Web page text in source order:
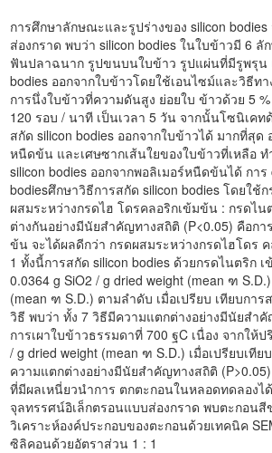
การศึกษาลักษณะและรูปร่างของ silicon
ส่องกราด พบว่า silicon bodies ในใบข้าวมี 6
ฟันปลาฉนาก รูปขนบนใบข้าว รูปแผ่นที่มีรูพรุน
bodies ออกจากใบข้าวโดยใช้เอนไซม์และวิธี
การนึ่งใบข้าวที่ความดันสูง ย่อยใบ ข้าวด้วย 5
120 รอบ / นาที เป็นเวลา 5 วัน จากนั้นโซนิเค
สกัด silicon bodies ออกจากใบข้าวได้ มากที่สุด
หนืดข้น และเศษซากเส้นใยของใบข้าวที่เหลือ
silicon bodies ออกจากพอลิเมอร์หนืดข้นได้ กา
bodiesศึกษาวิธีการสกัด silicon bodies โดยใช้
ผสมระหว่างกรดไฮ โดรคลอริกเข้มข้น : กรดไ
ต่างกันอย่างมีนัยสำคัญทางสถิติ (P<0.05) คือก
ข้น จะได้ผลดีกว่า กรดผสมระหว่างกรดไฮโดร
1 ทั้งนี้การสกัด silicon bodies ด้วยกรดไนตริ
0.0364 g SiO2 / g dried weight (mean ฑ
(mean ฑ S.D.) ตามลำดับ เมื่อเปรียบ เทียบกา
วิธี พบว่า ทั้ง 7 วิธีมีความแตกต่างอย่างมีนัยสำ
การเผาใบข้าวธรรมดาที่ 700 ฐC เนื่อง จากใ
/ g dried weight (mean ฑ S.D.) เมื่อเปรียบเที
ความแตกต่างอย่างมีนัยสำคัญทางสถิติ
ที่มีผลเหนี่ยวนำการ ตกตะกอนในหลอดทดลองไ
จุลทรรศน์อิเล็กตรอนแบบส่องกราด พบตะกอน
วิเคราะห์องค์ประกอบของตะกอนด้วยเทคนิค
ซิลิคอนด้วยอัตราส่วน 1 : 1